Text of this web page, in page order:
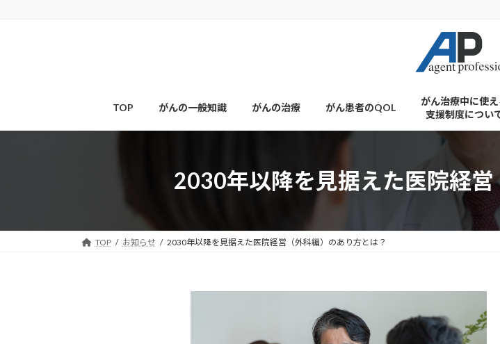
TOP がんの一般知識 がんの治療 がん患者のQOL
がん治療中に使え
支援制度につい
2030年以降を見据えた医院経
TOP お知らせ 2030年以降を見据えた医院経営（外科編）のあり方とは？